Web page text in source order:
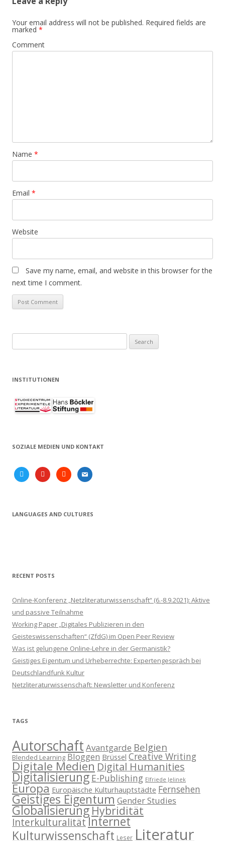
Your email address will not be published. Required fields are
marked *
Comment
Name *
Email *
Website
Save my name, email, and website in this browser for the
next time I comment.
for:
INSTITUTIONEN
SOZIALE MEDIEN UND KONTAKT
twitter youtubesoundcloud
email
LANGUAGES AND CULTURES
RECENT POSTS
Online-Konferenz „Netzliteraturwissenschaft“ (6.-8.9.2021): Aktive
und passive Teilnahme
Working Paper „Digitales Publizieren in den
Geisteswissenschaften“ (ZfdG) im Open Peer Review
Was ist gelungene Online-Lehre in der Germanistik?
Geistiges Eigentum und Urheberrechte: Expertengespräch bei
Deutschlandfunk Kultur
Netzliteraturwissenschaft: Newsletter und Konferenz
TAGS
Autorschaft Avantgarde Belgien
Blended Learning Bloggen Brüssel Creative Writing
Digitale Medien Digital Humanities
Digitalisierung E-Publishing Elfriede Jelinek
Europa Europäische Kulturhauptstädte Fernsehen
Geistiges Eigentum Gender Studies
GlobalisierungHybridität
InterkulturalitätInternet
Kulturwissenschaft Leser Literatur